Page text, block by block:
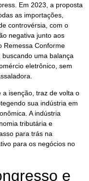
Em 2023, a proposta
as importações,
controvérsia, com o
negativa junto aos
Remessa Conforme
uma balança
eletrônico, sem
a isenção, traz de volta o
sua indústria em
A indústria
tributária e
para trás na
para os negócios no
e